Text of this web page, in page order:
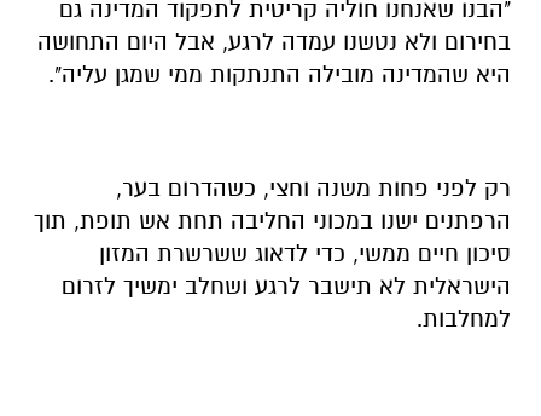
"הבנו שאנחנו חוליה קריטית לתפקוד המדינה גם
בחירום ולא נטשנו עמדה לרגע, אבל היום התחושה
היא שהמדינה מובילה התנתקות ממי שמגן עליה".
רק לפני פחות משנה וחצי, כשהדרום בער,
הרפתנים ישנו במכוני החליבה תחת אש תופת, תוך
סיכון חיים ממשי, כדי לדאוג ששרשרת המזון
הישראלית לא תישבר לרגע ושחלב ימשיך לזרום
למחלבות.